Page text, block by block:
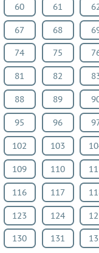
мир
Технология
Мир
природы
и
человека
Физкультура
ВИДЕОРЕШЕНИЯ
60 61
67 68
74 75
81 82
88 89
95 96
102 103
109 110
116 117
123 124
130 131